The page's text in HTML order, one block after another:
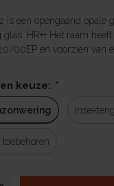
is een opengaand opale
glas. HR++ Het raam
00EP en voorzien van
keuze: *